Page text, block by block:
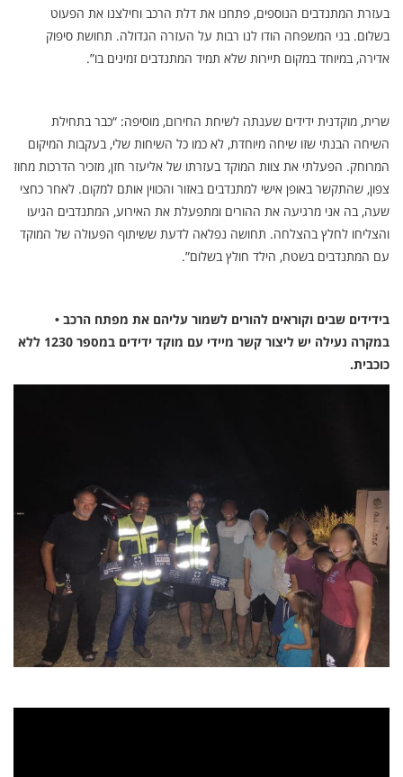
בעזרת המתנדבים הנוספים, פתחנו את דלת הרכב וחילצנו את הפעוט
בשלום. בני המשפחה הודו לנו רבות על העזרה הגדולה. תחושת סיפוק
אדירה, במיוחד במקום תיירות שלא תמיד המתנדבים זמינים בו”.
שרית, מוקדנית ידידים שענתה לשיחת החירום, מוסיפה: “כבר בתחילת
השיחה הבנתי שזו שיחה מיוחדת, לא כמו כל השיחות שלי, בעקבות המיקום
המרוחק. הפעלתי את צוות המוקד בעזרתו של אליעזר חזן, מזכיר הדרכות מחוז
צפון, שהתקשר באופן אישי למתנדבים באזור והכווין אותם למקום. לאחר כחצי
שעה, בה אני מרגיעה את ההורים ומתפעלת את האירוע, המתנדבים הגיעו
והצליחו לחלץ בהצלחה. תחושה נפלאה לדעת ששיתוף הפעולה של המוקד
עם המתנדבים בשטח, הילד חולץ בשלום”.
בידידים שבים וקוראים להורים לשמור עליהם את מפתח הרכב •
במקרה נעילה יש ליצור קשר מיידי עם מוקד ידידים במספר 1230 ללא
כוכבית.